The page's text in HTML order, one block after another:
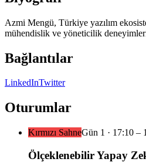
Azmi Mengü, Türkiye yazılım
mühendislik ve yöneticilik
Bağlantılar
LinkedInTwitter
Oturumlar
Kırmızı SahneGün 1 · 17:10 –
Ölçeklenebilir Yapay